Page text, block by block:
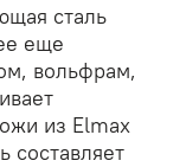
сталь
еще
вольфрам,
из Elmax
составляет